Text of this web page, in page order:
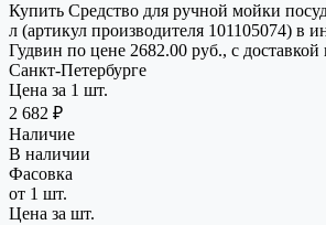
Купить Средство для ручной мойки
л (артикул производителя 101105074) в
Гудвин по цене 2682.00 руб., с
Санкт-Петербурге
Цена за 1 шт.
2 682 ₽
Наличие
В наличии
Фасовка
от 1 шт.
Цена за шт.